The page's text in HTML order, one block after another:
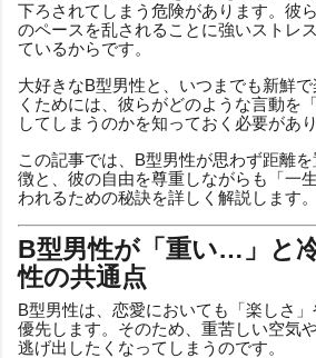
下ろされてしまう危険があります。彼
のペースを乱されることに強いストレ
ているからです。
大好きなB型男性と、いつまでも新鮮
くためには、彼らがどのような言動を
してしまうのかを知っておく必要があり
この記事では、B型男性が思わず距離
徴と、彼の自由を尊重しながらも「一
われるための秘訣を詳しく解説します。
B型男性が「重い…」と
性の共通点
B型男性は、恋愛においても「楽しさ
優先します。そのため、重苦しい空気
逃げ出したくなってしまうのです。